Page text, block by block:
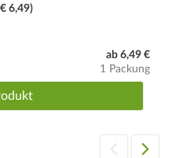
(feuchte Böden
6,49)
ab 6,49 €
1 Packung